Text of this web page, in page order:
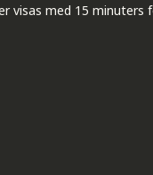
visas med 15 minuters